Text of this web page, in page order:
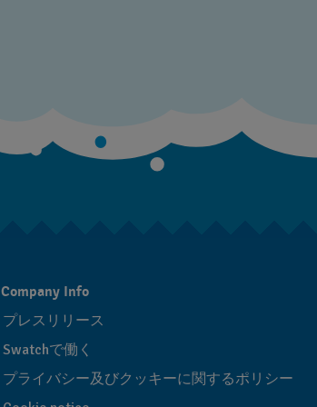
Company Info
プレスリリース
Swatchで働く
プライバシー及びクッキーに関するポリシー